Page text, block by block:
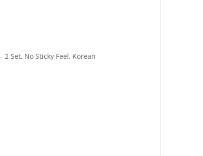
2 Set, No Sticky Feel, Korean